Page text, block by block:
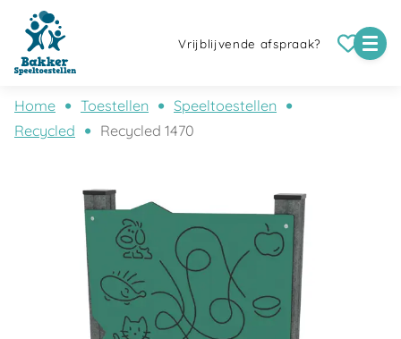
Vrijblijvende afspraak?
Home Toestellen
Speeltoestellen
Recycled
Recycled 1470